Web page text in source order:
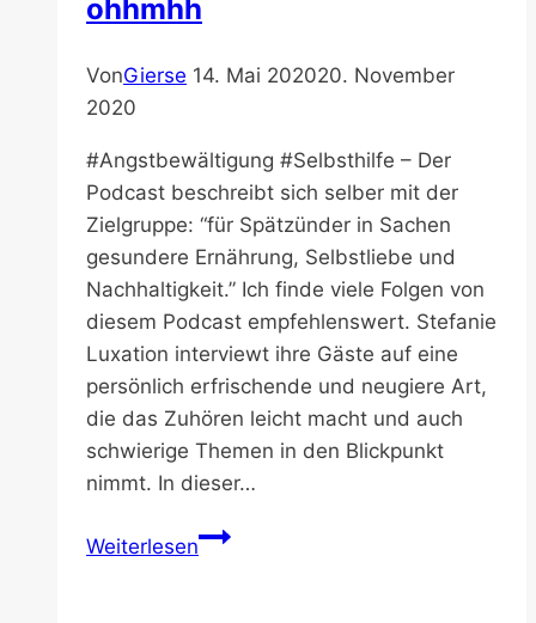
…”
“Ist
normal?”
–
Podcast
–
Zeit
online
ohhmhh
VonGierse 14. Mai 202020. November
2020
#Angstbewältigung #Selbsthilfe – Der
Podcast beschreibt sich selber mit der
Zielgruppe: “für Spätzünder in Sachen
gesundere Ernährung, Selbstliebe und
Nachhaltigkeit.” Ich finde viele Folgen von
diesem Podcast empfehlenswert. Stefanie
Luxation interviewt ihre Gäste auf eine
persönlich erfrischende und neugiere Art,
die das Zuhören leicht macht und auch
schwierige Themen in den Blickpunkt
nimmt. In dieser…
WeiterlesenÄngste